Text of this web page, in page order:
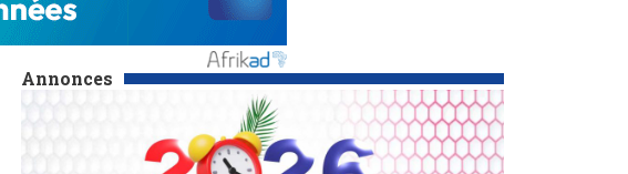
Annonces